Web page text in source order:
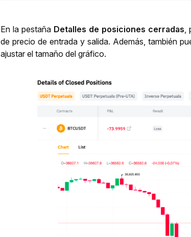
En la pestaña Detalles de posiciones cerradas,
de precio de entrada y salida. Además, también
ajustar el tamaño del gráfico.